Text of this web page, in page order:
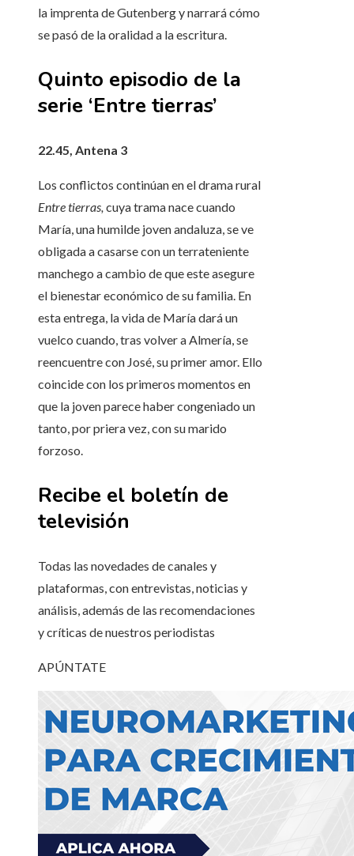
la imprenta de Gutenberg y narrará cómo
se pasó de la oralidad a la escritura.
Quinto episodio de la
serie ‘Entre tierras’
22.45, Antena 3
Los conflictos continúan en el drama rural
Entre tierras, cuya trama nace cuando
María, una humilde joven andaluza, se ve
obligada a casarse con un terrateniente
manchego a cambio de que este asegure
el bienestar económico de su familia. En
esta entrega, la vida de María dará un
vuelco cuando, tras volver a Almería, se
reencuentre con José, su primer amor. Ello
coincide con los primeros momentos en
que la joven parece haber congeniado un
tanto, por priera vez, con su marido
forzoso.
Recibe el boletín de
televisión
Todas las novedades de canales y
plataformas, con entrevistas, noticias y
análisis, además de las recomendaciones
y críticas de nuestros periodistas
APÚNTATE